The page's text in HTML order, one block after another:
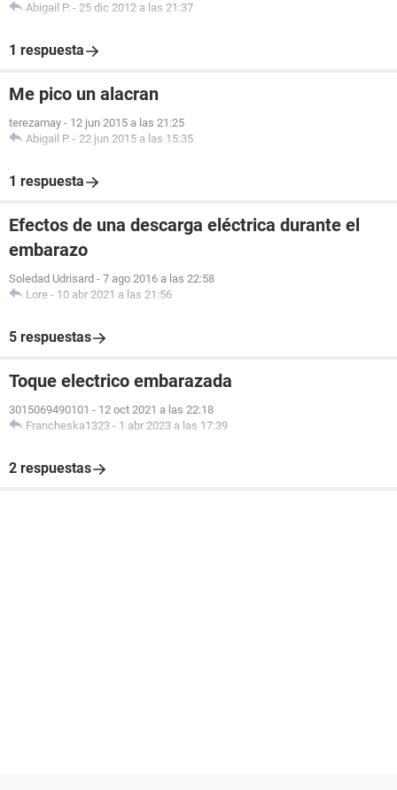
Abigail P. - 25 dic 2012 a las 21:37
1 respuesta
Me pico un alacran
terezamay - 12 jun 2015 a las 21:25
Abigail P. - 22 jun 2015 a las 15:35
1 respuesta
Efectos de una descarga eléctrica durante el
embarazo
Soledad Udrisard - 7 ago 2016 a las 22:58
Lore - 10 abr 2021 a las 21:56
5 respuestas
Toque electrico embarazada
3015069490101 - 12 oct 2021 a las 22:18
Francheska1323 - 1 abr 2023 a las 17:39
2 respuestas